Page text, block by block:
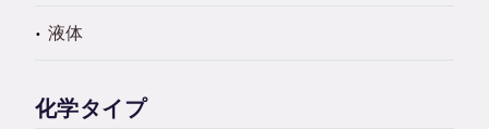
液体
化学タイプ